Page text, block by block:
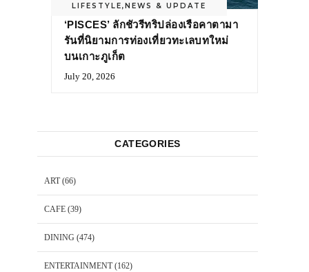
LIFESTYLE, NEWS & UPDATE
‘PISCES’ ลักชัวรีทริปล่องเรือคาตามา
รันที่นิยามการท่องเที่ยวทะเลบทใหม่
บนเกาะภูเก็ต
July 20, 2026
CATEGORIES
ART(66)
CAFE (39)
DINING (474)
ENTERTAINMENT(162)